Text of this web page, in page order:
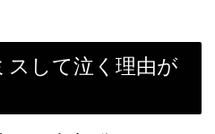
スして泣く理由が